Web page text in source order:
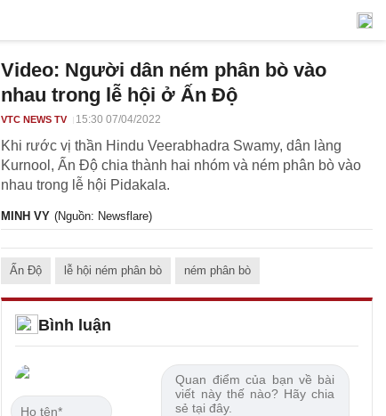
Video: Người dân ném phân bò vào
nhau trong lễ hội ở Ấn Độ
VTC NEWS TV 15:30 07/04/2022
Khi rước vị thần Hindu Veerabhadra Swamy, dân làng
Kurnool, Ấn Độ chia thành hai nhóm và ném phân bò vào
nhau trong lễ hội Pidakala.
MINH VY (Nguồn: Newsflare)
Ấn Độ lễ hội ném phân bò ném phân bò
Bình luận